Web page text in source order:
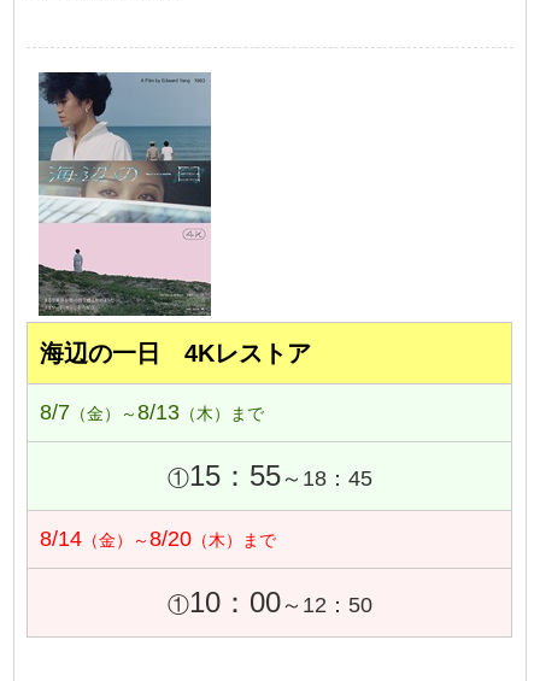
海辺の一日 4Kレストア
8/7 （金）～8/13 （木）まで
①15：55～18：45
8/14 （金）～8/20 （木）まで
①10：00～12：50